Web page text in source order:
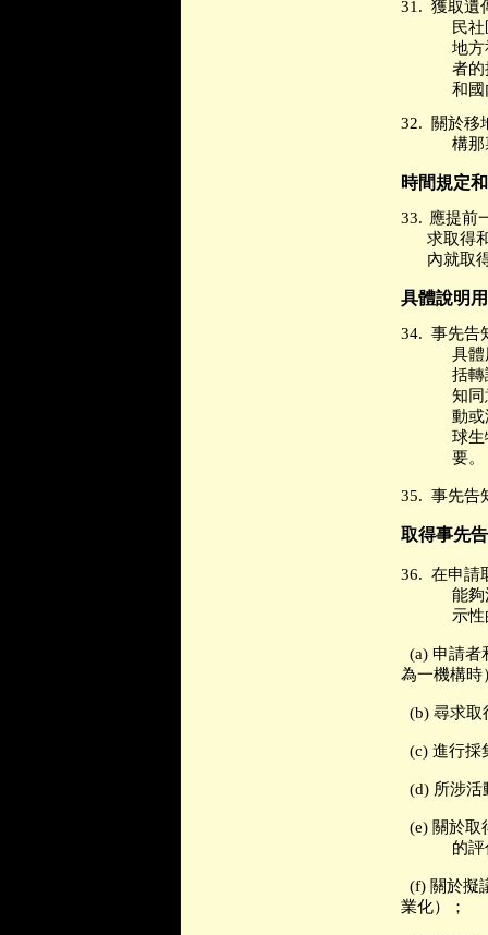
31. 獲取遺
民
地
者
和
32. 關於移
構
時間規定
33. 應提前
求取得
內就取
具體說明
34. 事先告
具
括
知
動
球
要。
35. 事先告
取得事先
36. 在申請
能
示
(a) 申請者
為一機構時
(b) 尋求取
(c) 進行採
(d) 所涉活
(e) 關於取
的
(f) 關於擬
業化）；